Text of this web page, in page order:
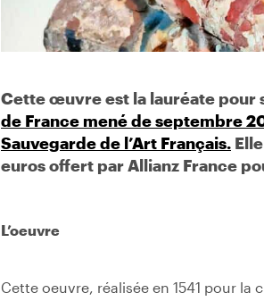
Cette œuvre est la lauréate pour
de France mené de septembre
Sauvegarde de l’Art Français.
euros offert par Allianz France
L’oeuvre
Cette oeuvre, réalisée en 1541 pour la